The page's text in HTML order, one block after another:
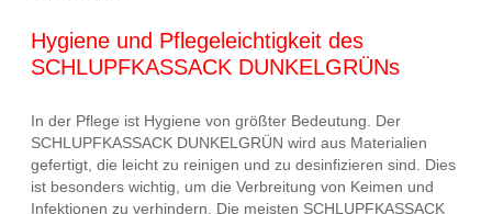
Hygiene und Pflegeleichtigkeit des
SCHLUPFKASSACK DUNKELGRÜNs
In der Pflege ist Hygiene von größter Bedeutung. Der
SCHLUPFKASSACK DUNKELGRÜN wird aus Materialien
gefertigt, die leicht zu reinigen und zu desinfizieren sind. Dies
ist besonders wichtig, um die Verbreitung von Keimen und
Infektionen zu verhindern. Die meisten SCHLUPFKASSACK